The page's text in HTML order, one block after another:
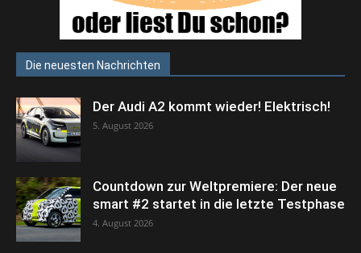
Die neuesten Nachrichten
Der Audi A2 kommt wieder! Elektrisch!
5. August 2026
Countdown zur Weltpremiere: Der neue
smart #2 startet in die letzte Testphase
4. August 2026